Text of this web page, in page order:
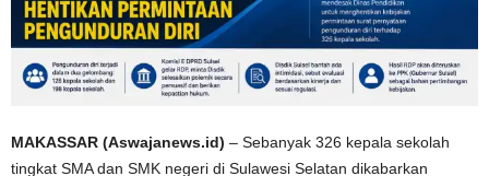
MAKASSAR (Aswajanews.id) – Sebanyak 326 kepala sekolah
tingkat SMA dan SMK negeri di Sulawesi Selatan dikabarkan